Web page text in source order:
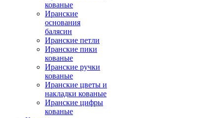
кованые
Иранские
основания
балясин
Иранские петли
Иранские пики
кованые
Иранские ручки
кованые
Иранские цветы и
накладки кованые
Иранские цифры
кованые